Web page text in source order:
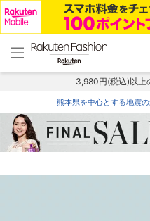
menu home
トップ
3,980円(税込)以上
熊本県を中心とする地震